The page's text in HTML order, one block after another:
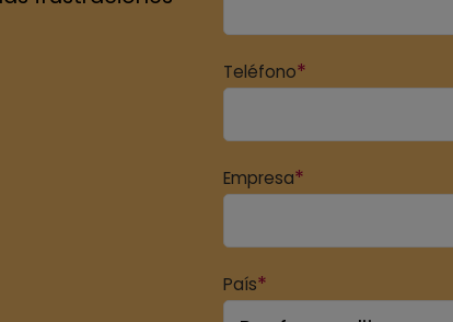
Teléfono*
Empresa*
País*